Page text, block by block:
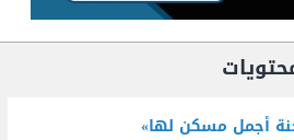
أجمل مسكن لها»